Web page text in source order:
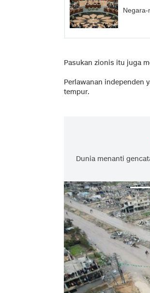
Negara-
Pasukan zionis itu juga
Perlawanan independen
tempur.
Dunia menanti